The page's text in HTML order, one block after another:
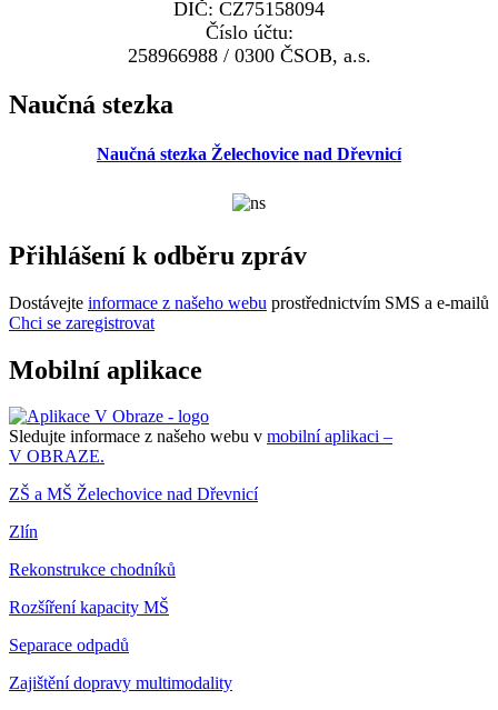
DIČ: CZ75158094
Číslo účtu:
258966988 / 0300 ČSOB, a.s.
Naučná stezka
Naučná stezka Želechovice nad Dřevnicí
Přihlášení k odběru zpráv
Dostávejte informace z našeho webu prostřednictvím SMS a e-mailů
Chci se zaregistrovat
Mobilní aplikace
Sledujte informace z našeho webu v mobilní aplikaci –
V OBRAZE.
ZŠ a MŠ Želechovice nad Dřevnicí
Zlín
Rekonstrukce chodníků
Rozšíření kapacity MŠ
Separace odpadů
Zajištění dopravy multimodality